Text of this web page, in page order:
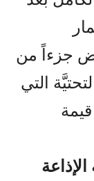
جزءاً من
التي